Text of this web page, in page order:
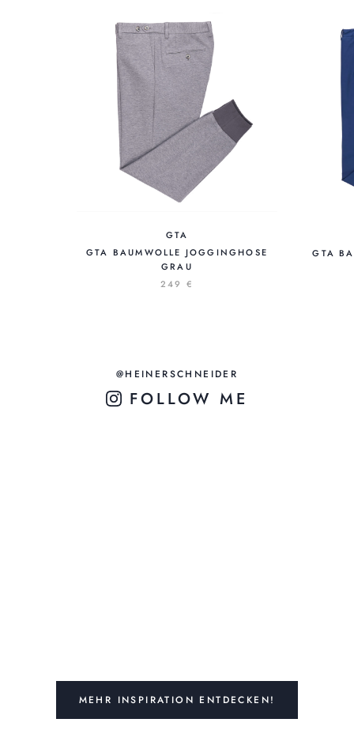
GTA
GTA BAUMWOLLE JOGGINGHOSE
GRAU
249 €
GTA
@HEINERSCHNEIDER
FOLLOW ME
MEHR INSPIRATION ENTDECKEN!